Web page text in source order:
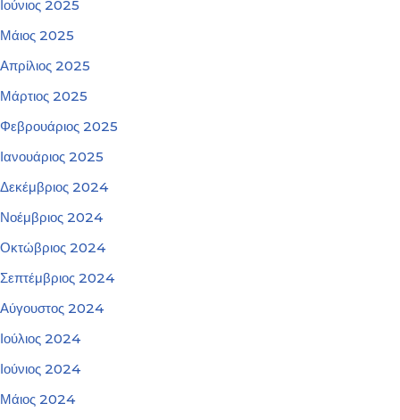
Ιούνιος 2025
Μάιος 2025
Απρίλιος 2025
Μάρτιος 2025
Φεβρουάριος 2025
Ιανουάριος 2025
Δεκέμβριος 2024
Νοέμβριος 2024
Οκτώβριος 2024
Σεπτέμβριος 2024
Αύγουστος 2024
Ιούλιος 2024
Ιούνιος 2024
Μάιος 2024